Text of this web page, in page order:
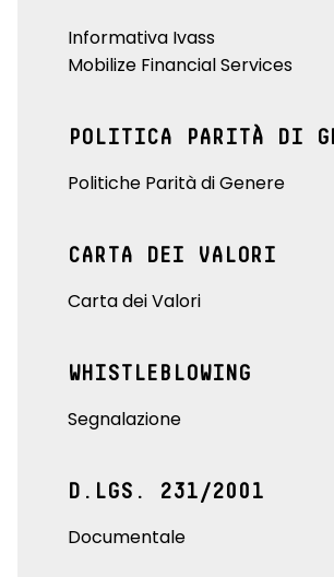
Informativa Ivass
Mobilize Financial Services
POLITICA PARITÀ DI
Politiche Parità di Genere
CARTA DEI VALORI
Carta dei Valori
WHISTLEBLOWING
Segnalazione
D.LGS. 231/2001
Documentale